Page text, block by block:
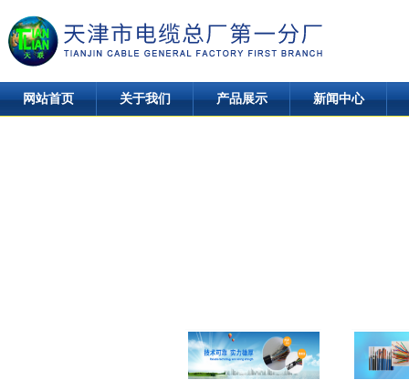
网站首页 关于我们 产品展示 新闻中心